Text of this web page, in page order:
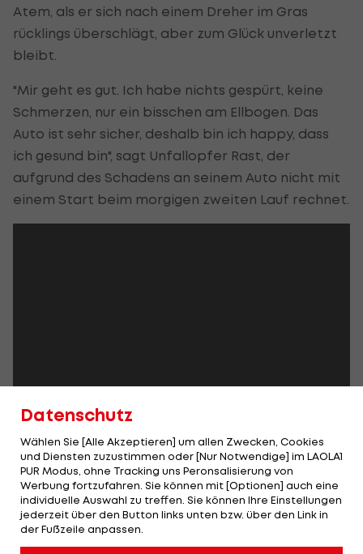
Atem, als er sich nach einem Dreher im Gras
rücklings überschlägt, aber zum Glück unverletzt
bleibt.
"Mir geht es gut. Ich habe nichts gespürt, keine
Schmerzen, nur ein bisschen am Ellbogen. Das
Auto ist sehr sicher, deshalb bin ich happy, dass
ich gesund bin", sagt Unfallopfer Rast, der
aufgrund des Schadens an seinem Auto nicht mit
einem Start beim morgigen zweiten Lauf rechnet.
Datenschutz
Wählen Sie [Alle Akzeptieren] um allen Zwecken, Cookies
und Diensten zuzustimmen oder [Nur Notwendige] im LAOLA1
PUR Modus, ohne Tracking uns Peronsalisierung von
Werbung fortzufahren. Sie können mit [Optionen] auch eine
individuelle Auswahl zu treffen. Sie können Ihre Einstellungen
jederzeit über den Button links unten bzw. über den Link in
der Fußzeile anpassen.